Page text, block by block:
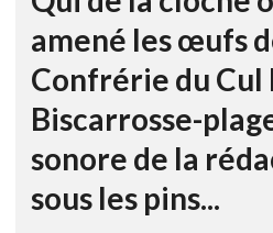
amené les œufs
Confrérie du Cul
Biscarrosse-
sonore de la
sous les pins...